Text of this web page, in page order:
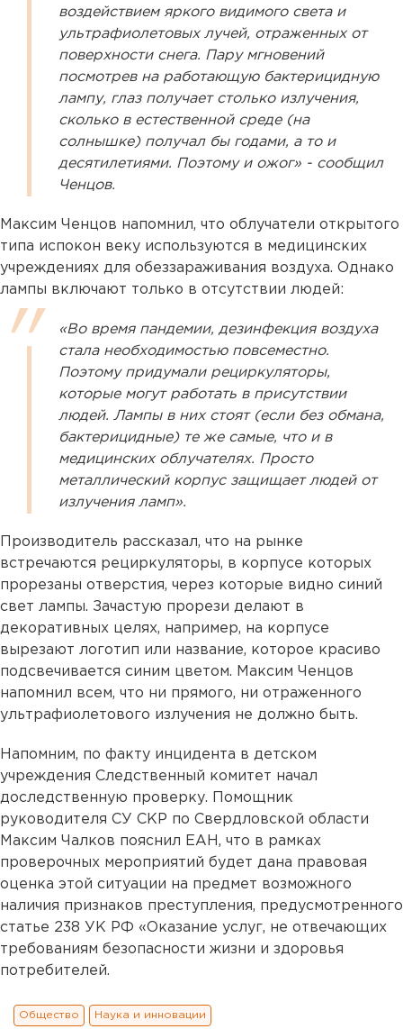
воздействием яркого видимого света и
ультрафиолетовых лучей, отраженных от
поверхности снега. Пару мгновений
посмотрев на работающую бактерицидную
лампу, глаз получает столько излучения,
сколько в естественной среде (на
солнышке) получал бы годами, а то и
десятилетиями. Поэтому и ожог» - сообщил
Ченцов.
Максим Ченцов напомнил, что облучатели открытого
типа испокон веку используются в медицинских
учреждениях для обеззараживания воздуха. Однако
лампы включают только в отсутствии людей:
«Во время пандемии, дезинфекция воздуха
стала необходимостью повсеместно.
Поэтому придумали рециркуляторы,
которые могут работать в присутствии
людей. Лампы в них стоят (если без обмана,
бактерицидные) те же самые, что и в
медицинских облучателях. Просто
металлический корпус защищает людей от
излучения ламп».
Производитель рассказал, что на рынке
встречаются рециркуляторы, в корпусе которых
прорезаны отверстия, через которые видно синий
свет лампы. Зачастую прорези делают в
декоративных целях, например, на корпусе
вырезают логотип или название, которое красиво
подсвечивается синим цветом. Максим Ченцов
напомнил всем, что ни прямого, ни отраженного
ультрафиолетового излучения не должно быть.
Напомним, по факту инцидента в детском
учреждения Следственный комитет начал
доследственную проверку. Помощник
руководителя СУ СКР по Свердловской области
Максим Чалков пояснил ЕАН, что в рамках
проверочных мероприятий будет дана правовая
оценка этой ситуации на предмет возможного
наличия признаков преступления, предусмотренного
статье 238 УК РФ «Оказание услуг, не отвечающих
требованиям безопасности жизни и здоровья
потребителей.
Общество Наука и инновации